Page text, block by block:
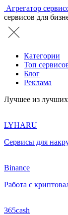
Агрегатор
сервисов для
Категории
Топ
Блог
Реклама
Лучшее из лучших
LYHARU
Сервисы для
Binance
Работа с
365cash